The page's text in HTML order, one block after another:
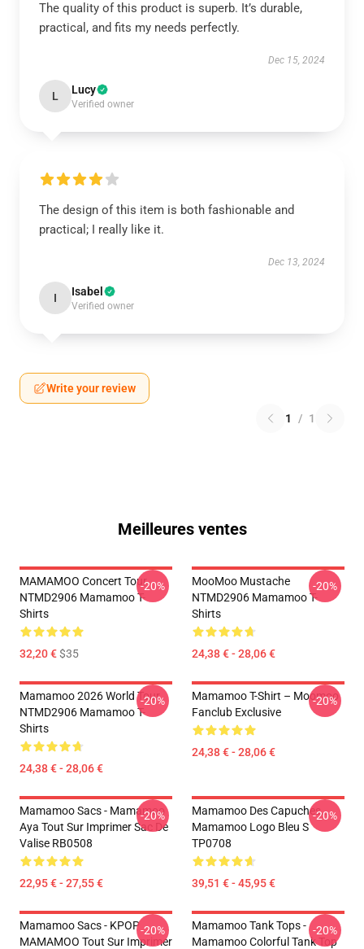
The quality of this product is superb. It’s durable,
practical, and fits my needs perfectly.
Dec 15, 2024
L Lucy
Verified owner
The design of this item is both fashionable and
practical; I really like it.
Dec 13, 2024
I Isabel
Verified owner
Write your review
1 / 1
Meilleures ventes
MAMAMOO Concert Tour
NTMD2906 Mamamoo T-
Shirts
32,20 €$35
-20%
MooMoo Mustache
NTMD2906 Mamamoo T-
Shirts
24,38 € - 28,06 €
-20%
Mamamoo 2026 World Tour
NTMD2906 Mamamoo T-
Shirts
24,38 € - 28,06 €
-20%
Mamamoo T-Shirt – Moomoo
Fanclub Exclusive
24,38 € - 28,06 €
-20%
Mamamoo Sacs - Mamamoo
Aya Tout Sur Imprimer Sac De
Valise RB0508
22,95 € - 27,55 €
-20%
Mamamoo Des Capuches...
Mamamoo Logo Bleu S
TP0708
39,51 € - 45,95 €
-20%
Mamamoo Sacs - KPOP
MAMAMOO Tout Sur Imprimer
-20%
Mamamoo Tank Tops -
Mamamoo Colorful Tank Top
-20%